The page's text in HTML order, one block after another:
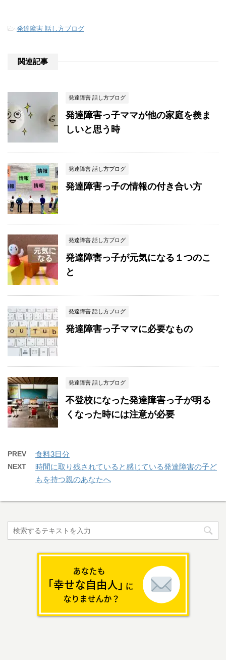
-発達障害 話し方ブログ
関連記事
発達障害 話し方ブログ
発達障害っ子ママが他の家庭を羨ま
しいと思う時
発達障害 話し方ブログ
発達障害っ子の情報の付き合い方
発達障害 話し方ブログ
発達障害っ子が元気になる１つのこ
と
発達障害 話し方ブログ
発達障害っ子ママに必要なもの
発達障害 話し方ブログ
不登校になった発達障害っ子が明る
くなった時には注意が必要
PREV 食料3日分
NEXT
時間に取り残されていると感じている発達障害の子ど
もを持つ親のあなたへ